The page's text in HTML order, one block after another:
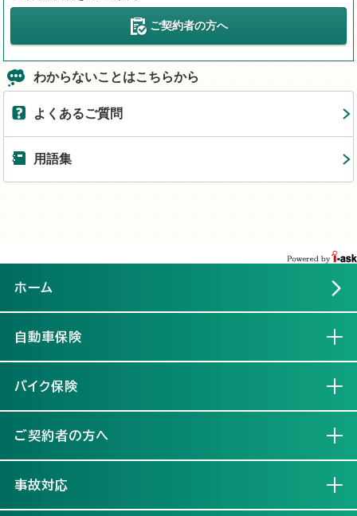
ご契約者の方へ
わからないことはこちらから
よくあるご質問
用語集
ホーム
自動車保険
バイク保険
ご契約者の方へ
事故対応